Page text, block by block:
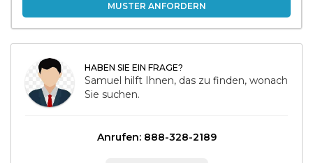
MUSTER ANFORDERN
HABEN SIE EIN FRAGE?
Samuel hilft Ihnen, das zu finden, wonach
Sie suchen.
Anrufen: 888-328-2189